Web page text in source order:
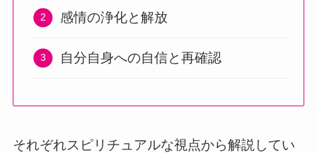
感情の浄化と解放
自分自身への自信と再確認
それぞれスピリチュアルな視点から解説してい